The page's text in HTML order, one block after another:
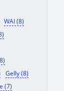
WAI (8)
Gelly (8)
(7)